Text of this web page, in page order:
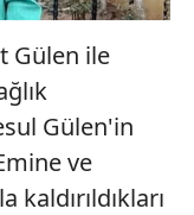
Gülen ile
Gülen'in
ve